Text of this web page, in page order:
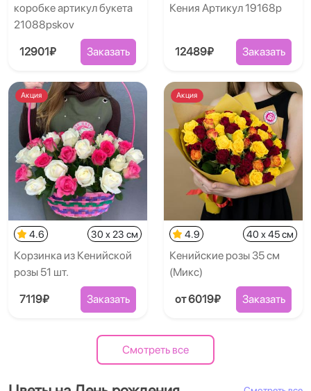
коробке артикул букета
21088pskov
12901₽ Заказать
Кения Артикул 19168p
12489₽ Заказать
Акция
4.6 30 x 23 см
Корзинка из Кенийской
розы 51 шт.
7119₽ Заказать
Акция
4.9 40 x 45 см
Кенийские розы 35 см
(Микс)
от 6019₽ Заказать
Смотреть все